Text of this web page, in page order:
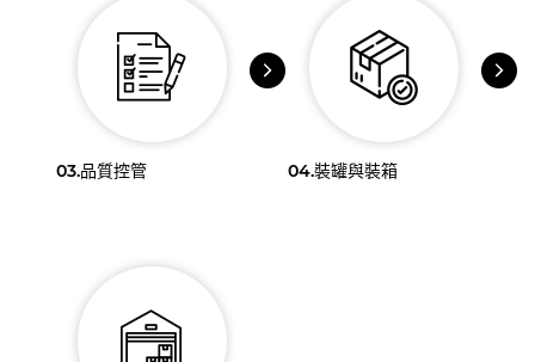
03.品質控管 04.裝罐與裝箱